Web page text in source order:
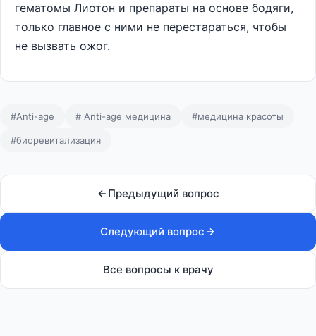
гематомы Лиотон и препараты на основе бодяги,
только главное с ними не перестараться, чтобы
не вызвать ожог.
#Anti-age # Anti-age медицина #медицина красоты
#биоревитализация
Предыдущий вопрос
Следующий вопрос
Все вопросы к врачу